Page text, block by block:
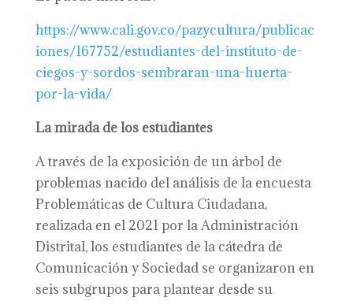
https://www.cali.gov.co/pazycultura/publicac
iones/167752/estudiantes-del-instituto-de-
ciegos-y-sordos-sembraran-una-huerta-
por-la-vida/
La mirada de los estudiantes
A través de la exposición de un árbol de
problemas nacido del análisis de la encuesta
Problemáticas de Cultura Ciudadana,
realizada en el 2021 por la Administración
Distrital, los estudiantes de la cátedra de
Comunicación y Sociedad se organizaron en
seis subgrupos para plantear desde su